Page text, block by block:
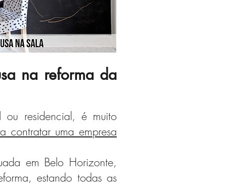
na reforma da
ou residencial, é muito
contratar uma empresa
em Belo Horizonte,
estando todas as